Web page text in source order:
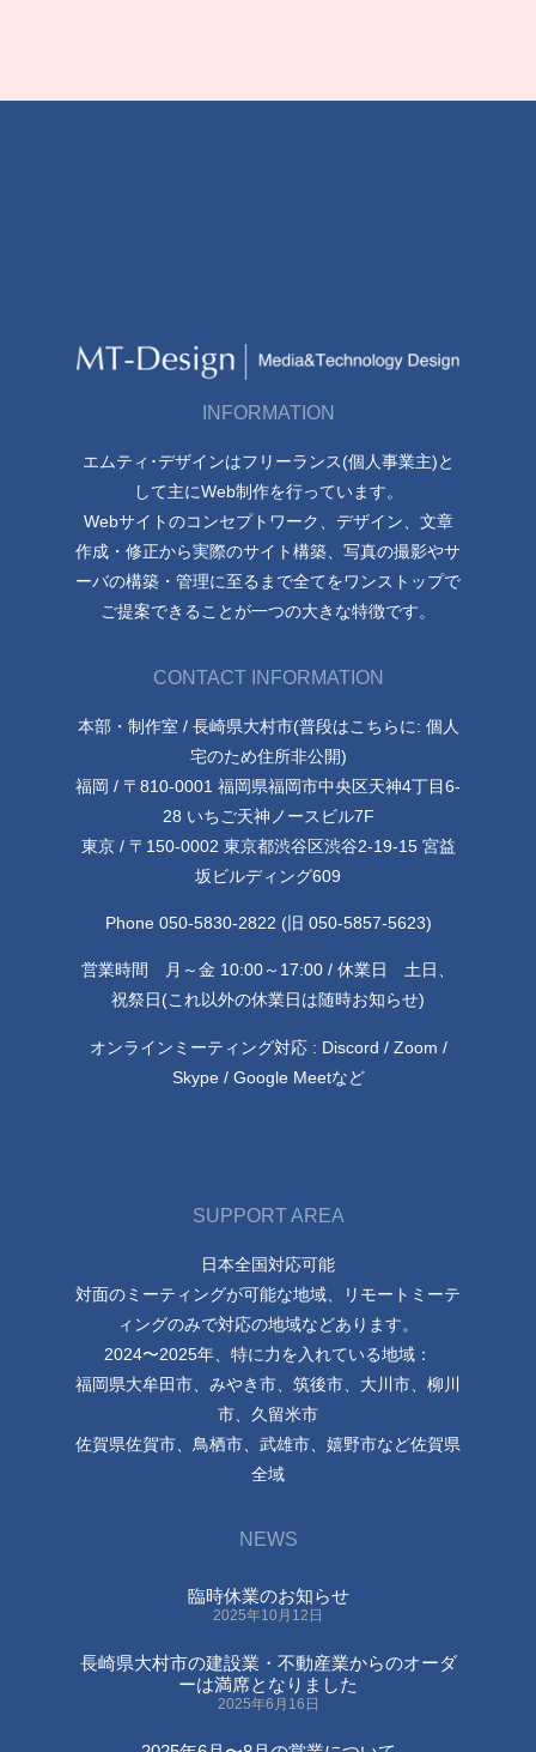
INFORMATION
エムティ･デザインはフリーランス(個人事業主)と
して主にWeb制作を行っています。
Webサイトのコンセプトワーク、デザイン、文章
作成・修正から実際のサイト構築、写真の撮影やサ
ーバの構築・管理に至るまで全てをワンストップで
ご提案できることが一つの大きな特徴です。
CONTACT INFORMATION
本部・制作室 / 長崎県大村市(普段はこちらに: 個人
宅のため住所非公開)
福岡 / 〒810-0001 福岡県福岡市中央区天神4丁目6-
28 いちご天神ノースビル7F
東京 / 〒150-0002 東京都渋谷区渋谷2-19-15 宮益
坂ビルディング609
Phone 050-5830-2822 (旧 050-5857-5623)
営業時間 月～金 10:00～17:00 / 休業日 土日、
祝祭日(これ以外の休業日は随時お知らせ)
オンラインミーティング対応 : Discord / Zoom /
Skype / Google Meetなど
SUPPORT AREA
日本全国対応可能
対面のミーティングが可能な地域、リモートミーテ
ィングのみで対応の地域などあります。
2024〜2025年、特に力を入れている地域：
福岡県大牟田市、みやき市、筑後市、大川市、柳川
市、久留米市
佐賀県佐賀市、鳥栖市、武雄市、嬉野市など佐賀県
全域
NEWS
臨時休業のお知らせ
2025年10月12日
長崎県大村市の建設業・不動産業からのオーダ
ーは満席となりました
2025年6月16日